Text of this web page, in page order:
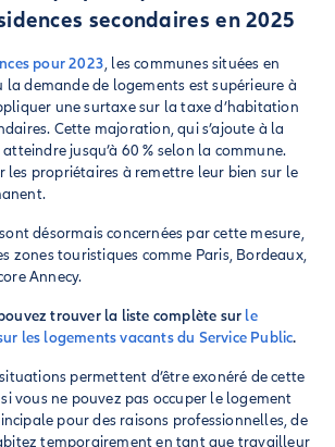
secondaires en 2025
pour 2023, les communes situées en
demande de logements est supérieure à
une surtaxe sur la taxe d’habitation
Cette majoration, qui s’ajoute à la
jusqu’à 60 % selon la commune.
les propriétaires à remettre leur bien sur le
désormais concernées par cette mesure,
zones touristiques comme Paris, Bordeaux,
Annecy.
trouver la liste complète sur le
les logements vacants du Service Public.
permettent d’être exonéré de cette
si vous ne pouvez pas occuper le logement
pour des raisons professionnelles, de
temporairement en tant que travailleur